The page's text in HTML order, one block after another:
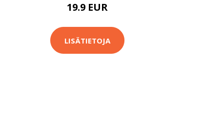
19.9 EUR
LISÄTIETOJA